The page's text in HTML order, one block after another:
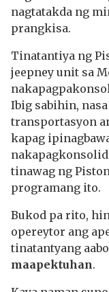
nagtatakda ng
prangkisa.
Tinatantiya ng
jeepney unit sa
Ibig sabihin, nasa
transportasyon
kapag
tinawag ng
programang ito.
Bukod pa rito,
opereytor ang
tinatantyang
maapektuhan.